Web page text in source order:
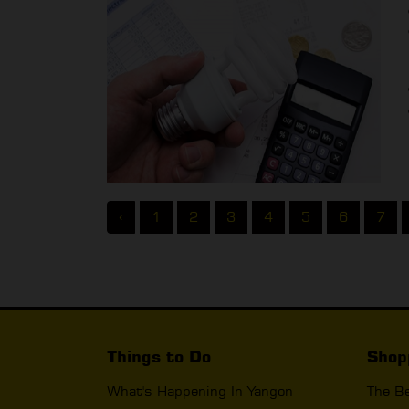
‹ 1 2 3 4 5 6 7
Things to Do
What's Happening In Yangon
The